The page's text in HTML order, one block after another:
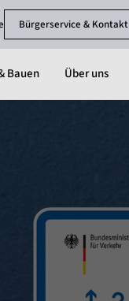
Bürgerservice & Kontakt
Bauen Über uns